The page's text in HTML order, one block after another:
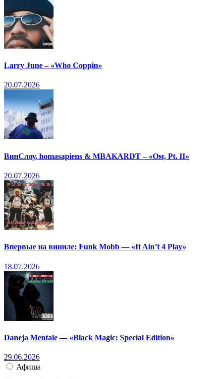
Larry June – «Who Coppin»
20.07.2026
ВинСлоу, homasapiens & MBAKARDT – «Ом, Pt. II»
20.07.2026
Впервые на виниле: Funk Mobb — «It Ain’t 4 Play»
18.07.2026
Daneja Mentale — «Black Magic: Special Edition»
29.06.2026
Афиша